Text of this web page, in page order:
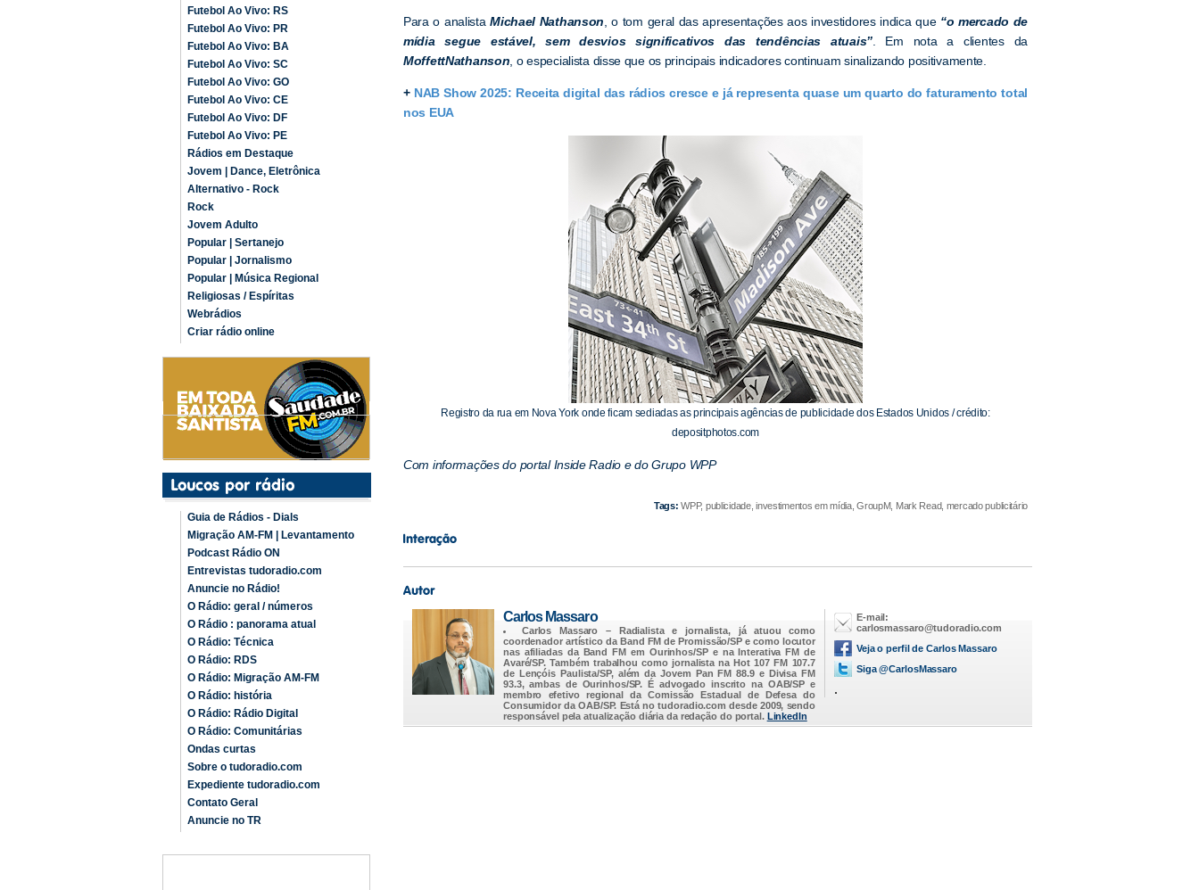
Futebol Ao Vivo: RS
Futebol Ao Vivo: PR
Futebol Ao Vivo: BA
Futebol Ao Vivo: SC
Futebol Ao Vivo: GO
Futebol Ao Vivo: CE
Futebol Ao Vivo: DF
Futebol Ao Vivo: PE
Rádios em Destaque
Jovem | Dance, Eletrônica
Alternativo - Rock
Rock
Jovem Adulto
Popular | Sertanejo
Popular | Jornalismo
Popular | Música Regional
Religiosas / Espíritas
Webrádios
Criar rádio online
Guia de Rádios - Dials
Migração AM-FM | Levantamento
Podcast Rádio ON
Entrevistas tudoradio.com
Anuncie no Rádio!
O Rádio: geral / números
O Rádio : panorama atual
O Rádio: Técnica
O Rádio: RDS
O Rádio: Migração AM-FM
O Rádio: história
O Rádio: Rádio Digital
O Rádio: Comunitárias
Ondas curtas
Sobre o tudoradio.com
Expediente tudoradio.com
Contato Geral
Anuncie no TR
Para o analistaMichael Nathanson , o tom geral das apresentações aos investidores indica que “o mercado de
mídia segue estável, sem desvios significativos das tendências atuais”. Em nota a clientes da
MoffettNathanson , o especialista disse que os principais indicadores continuam sinalizando positivamente.
+ NAB Show 2025: Receita digital das rádios cresce e já representa quase um quarto do faturamento total
nos EUA
Registro da rua em Nova York onde ficam sediadas as principais agências de publicidade dos Estados Unidos / crédito:
depositphotos.com
Com informações do portal Inside Radio e do Grupo WPP
Tags: WPP, publicidade, investimentos em mídia, GroupM, Mark Read, mercado publicitário
Carlos Massaro
Carlos Massaro – Radialista e jornalista, já atuou como
coordenador artístico da Band FM de Promissão/SP e como locutor
nas afiliadas da Band FM em Ourinhos/SP e na Interativa FM de
Avaré/SP. Também trabalhou como jornalista na Hot 107 FM 107.7
de Lençóis Paulista/SP, além da Jovem Pan FM 88.9 e Divisa FM
93.3, ambas de Ourinhos/SP. É advogado inscrito na OAB/SP e
membro efetivo regional da Comissão Estadual de Defesa do
Consumidor da OAB/SP. Está notudoradio.com desde 2009, sendo
responsável pela atualização diária da redação do portal. LinkedIn
E-mail:
carlosmassaro@tudoradio.com
Veja o perfil de Carlos Massaro
Siga @CarlosMassaro
.